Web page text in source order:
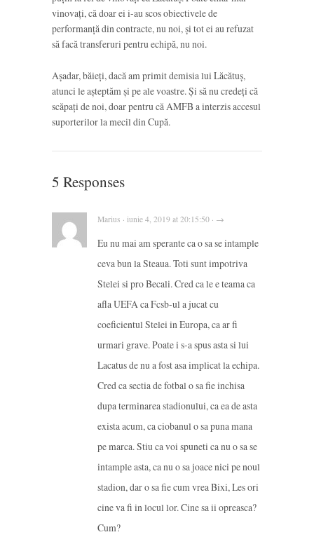
vinovați, că doar ei i-au scos obiectivele de
performanță din contracte, nu noi, și tot ei au refuzat
să facă transferuri pentru echipă, nu noi.
Așadar, băieți, dacă am primit demisia lui Lăcătuș,
atunci le așteptăm și pe ale voastre. Și să nu credeți că
scăpați de noi, doar pentru că AMFB a interzis accesul
suporterilor la mecil din Cupă.
5 Responses
Marius · iunie 4, 2019 at 20:15:50 · →
Eu nu mai am sperante ca o sa se intample
ceva bun la Steaua. Toti sunt impotriva
Stelei si pro Becali. Cred ca le e teama ca
afla UEFA ca Fcsb-ul a jucat cu
coeficientul Stelei in Europa, ca ar fi
urmari grave. Poate i s-a spus asta si lui
Lacatus de nu a fost asa implicat la echipa.
Cred ca sectia de fotbal o sa fie inchisa
dupa terminarea stadionului, ca ea de asta
exista acum, ca ciobanul o sa puna mana
pe marca. Stiu ca voi spuneti ca nu o sa se
intample asta, ca nu o sa joace nici pe noul
stadion, dar o sa fie cum vrea Bixi, Les ori
cine va fi in locul lor. Cine sa ii opreasca?
Cum?